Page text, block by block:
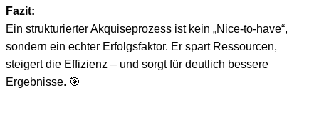
Fazit:
Ein strukturierter Akquiseprozess ist kein „Nice-to-have“,
sondern ein echter Erfolgsfaktor. Er spart Ressourcen,
steigert die Effizienz – und sorgt für deutlich bessere
Ergebnisse. 🎯